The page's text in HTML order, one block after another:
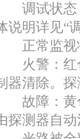
调试状态：
说明详见“
正常监视
火警：红色
器清除。
故障：黄色
探测器自